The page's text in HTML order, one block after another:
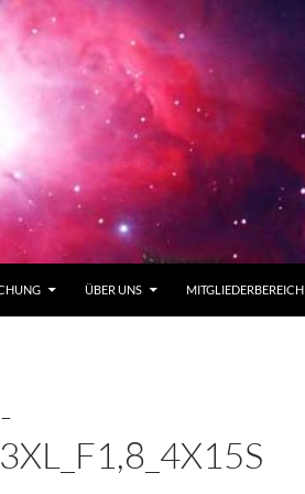
ÜBER UNS MITGLIEDERBEREICH